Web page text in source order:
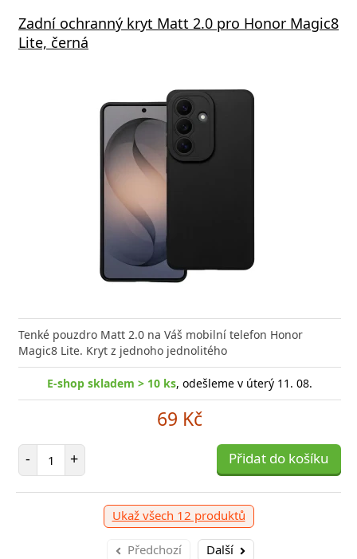
Zadní ochranný kryt Matt 2.0 pro Honor Magic8
Lite, černá
Tenké pouzdro Matt 2.0 na Váš mobilní telefon Honor
Magic8 Lite. Kryt z jednoho jednolitého
E-shop skladem > 10 ks, odešleme v úterý 11. 08.
69 Kč
- Počet položek
+ Přidat do košíku
Ukaž všech 12 produktů
Předchozí Další